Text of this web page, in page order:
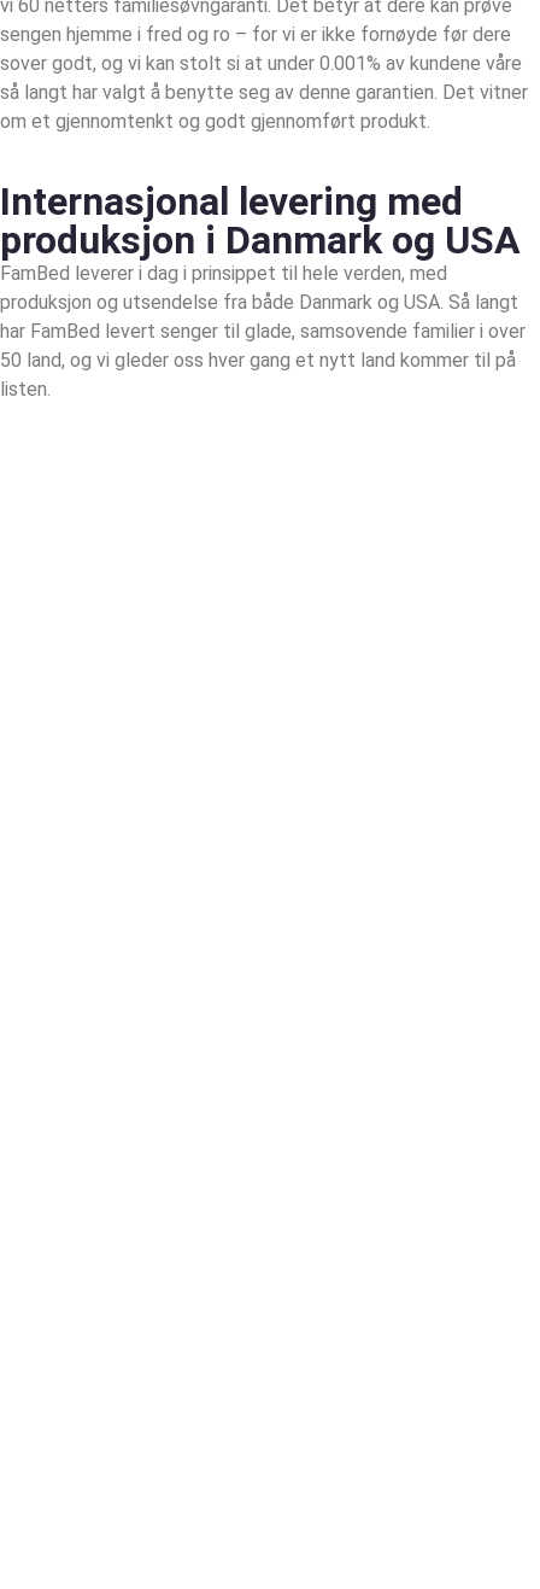
vi 60 netters familiesøvngaranti. Det betyr at dere kan prøve
sengen hjemme i fred og ro – for vi er ikke fornøyde før dere
sover godt, og vi kan stolt si at under 0.001% av kundene våre
så langt har valgt å benytte seg av denne garantien. Det vitner
om et gjennomtenkt og godt gjennomført produkt.
Internasjonal levering med
produksjon i Danmark og USA
FamBed leverer i dag i prinsippet til hele verden, med
produksjon og utsendelse fra både Danmark og USA. Så langt
har FamBed levert senger til glade, samsovende familier i over
50 land, og vi gleder oss hver gang et nytt land kommer til på
listen.